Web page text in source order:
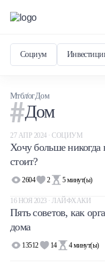
Социум
МтблогДом
Дом
27 АПР 2024 · СОЦИУМ
Хочу больше никогда
стоит?
2604 2 5 минут(ы)
16 НОЯ 2023 · ЛАЙФХАКИ
Пять советов, как
дома
13512 14 4минут(ы)